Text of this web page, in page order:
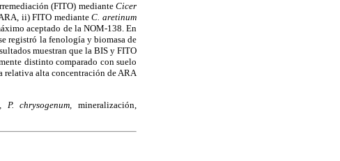
(FITO) medianteCicer
ii) FITO medianteC. aretinum
aceptado de la NOM-138. En
registró la fenología y biomasa de
muestran que la BIS y FITO
distinto comparado con suelo
relativa alta concentración de ARA
P. chrysogenum,
mineralización,